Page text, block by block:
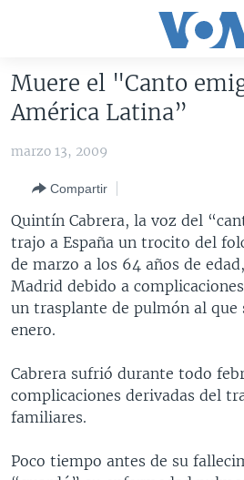
accesibilidad
al
principal
Salte
navegador
principal
Salte
búsqueda
AMÉRICA DEL NORTE
MÉXICO
HAITÍ
ELECCIONES EEUU
VOTO DIVIDIDO
VOA VERIFICA
VOA VERIFICA UCRANIA/RUSIA
VOA VERIFICA INMIGRACIÓN
VOA VERIFICA AMÉRICA LATINA
AMÉRICA LATINA
ARGENTINA
BOLIVIA
COLOMBIA
CHILE
ECUADOR
VENEZUELA
BRASIL
CHINA EN AMÉRICA LATINA
CENTROAMÉRICA
COSTA RICA
EL SALVADOR
HONDURAS
NICARAGUA
OTRAS SECCIONES
INMIGRACIÓN
MUNDO
ECONOMÍA
ENTRETENIMIENTO Y CULTURA
ESPECIALES DE LA VOA
UCRANIA
MULTIMEDIA
VIDEOS
PROGRAMAS TV
Muere el "Canto
América Latina”
marzo 13, 2009
Compartir
Quintín Cabrera, la voz del
trajo a España un trocito del
de marzo a los 64 años de
Madrid debido a
un trasplante de pulmón al que
enero.
Cabrera sufrió durante todo
complicaciones derivadas del
familiares.
Poco tiempo antes de su